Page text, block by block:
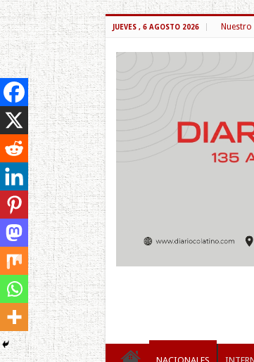
JUEVES , 6 AGOSTO 2026 Nuestro
NACIONALES